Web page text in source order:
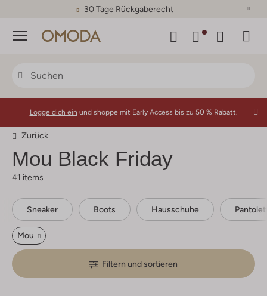
30 Tage Rückgaberecht
Menü
Logge dich ein und shoppe mit Early Access bis zu 50 % Rabatt.
Zurück
Mou Black Friday
41 items
Sneaker Boots Hausschuhe
Mou
Filtern und sortieren